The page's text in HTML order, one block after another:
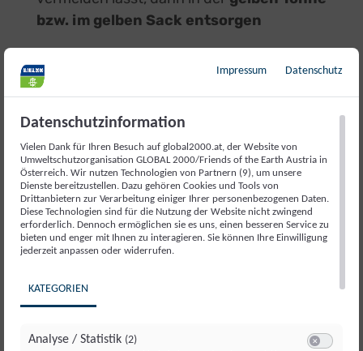
bzw. im gelben Sack entsorgen
Was kann die Politik tun?
Einführung einesPfandes auf
Einwegprodukte(ähnlich zu Deutschland)
Verpflichtende und klareKennzeichnung
von Einweg- und Mehrwegprodukten
Impressum Datenschutz
Datenschutzinformation
Vielen Dank für Ihren Besuch auf global2000.at, der Website von
Umweltschutzorganisation GLOBAL 2000/Friends of the Earth Austria in
Österreich. Wir nutzen Technologien von Partnern (9), um unsere
Dienste bereitzustellen. Dazu gehören Cookies und Tools von
Drittanbietern zur Verarbeitung einiger Ihrer personenbezogenen Daten.
Diese Technologien sind für die Nutzung der Website nicht zwingend
erforderlich. Dennoch ermöglichen sie es uns, einen besseren Service zu
bieten und enger mit Ihnen zu interagieren. Sie können Ihre Einwilligung
jederzeit anpassen oder widerrufen.
KATEGORIEN
Analyse / Statistik (2)